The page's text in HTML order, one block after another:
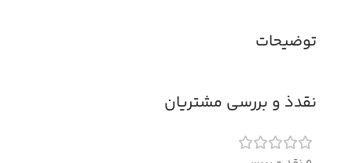
توضیحات
نقدذ و بررسی مشتریان